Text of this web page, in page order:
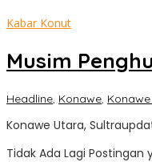
Kabar Konut
Musim
Headline, Konawe,
Konawe Utara,
Tidak Ada Lagi Postingan